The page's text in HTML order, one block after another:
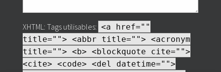
XHTML: Tags utilisables: <a href=""
title=""> <abbr title=""> <acronym
title=""> <b> <blockquote cite="">
<cite> <code> <del datetime="">